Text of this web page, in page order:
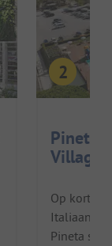
Pineta
Village
Op korte
Italiaanse
Pineta sul